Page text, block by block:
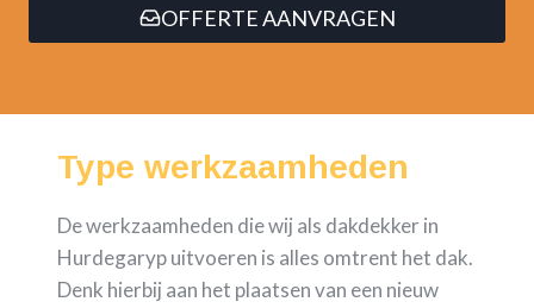
OFFERTE AANVRAGEN
Type werkzaamheden
De werkzaamheden die wij als dakdekker in
Hurdegaryp uitvoeren is alles omtrent het dak.
Denk hierbij aan het plaatsen van een nieuw